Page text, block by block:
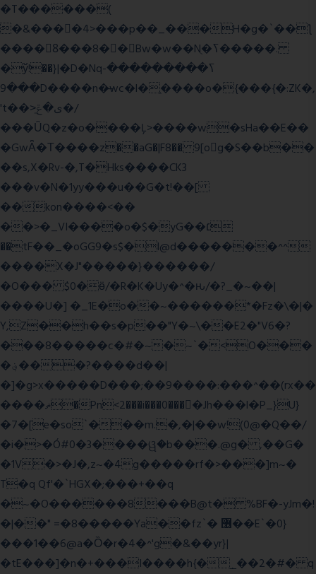
�T������(
�&����4>���p��_���H�g�`��ƪ
����8َ���8� �󳳦Bw�w��Nֻ�ߖ�����.
�ў!��}|�D�Nqߖ���������-
���9D����n�̶wc�l�֑����o�{���{�:ZK�,
't��>͍ى�ݝ�/
���ǙQ�z�o����Ļ>����w�sHa��E��
�GwǞ�Τ����z��aG�|F8�� 9[og�S��b��
��s,X�Rv-�,T�Hks����CK3
���v�N�1yy���u��G�t!��[
��kon����<��
��>�_VI����o�$�yG��׆
��tF��_�oGG9�s$�l@d�������^^
����X�J"�����}������/
�O��� $0�ӫ/�R�K�Uy�^�ԋ/�?_�~��|
����U�] �_1E�o��~������*�Fz�\�|�
Y,Z��h��s�p��"Y�~\��E2�"V6�?
���8�����c�#�~�~`�<O���
�؋���?����d��|
�]�g>x�����D���;��9����:���^��(rx��
����ޡ�Pn<2���i���0���𩆿�Jh���l�P_}U}
�7�[e�so`���m.�,�|��w!(0@�Q��/
�i�>�Ó#0�3����ୱ�b���.@g� ,��G�
�1V�>�J�,z~�4g�����rf�>���]m~�
T�q Qf'�`HGX�;���+��q
�~�O������8���B@t� %BF�-yJm�!
�|��" =�8�����Ya��fz`� ޶��E`�0}
���1��6@a�Ȍ�r�4�^'g�&��yr}|
�tE���]�n�+���I����h{�_̣��2�#� q